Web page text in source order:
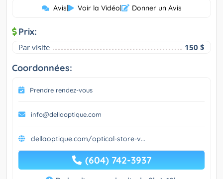
Avis| Voir la Vidéo| Donner un Avis
Prix:
Par visite 150 $
Coordonnées:
Prendre rendez-vous
info@dellaoptique.com
dellaoptique.com/optical-store-v...
(604) 742-3937